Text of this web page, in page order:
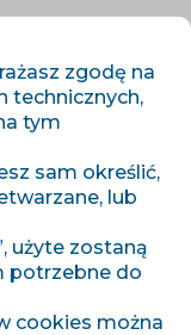
Consent mode 2.0
zgodę na
technicznych,
tym
sam określić,
lub
użyte zostaną
potrzebne do
cookies można